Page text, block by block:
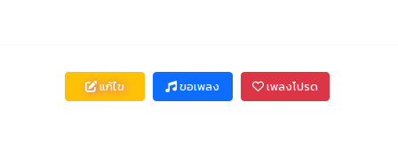
แก้ไข ขอเพลง เพลงโปรด